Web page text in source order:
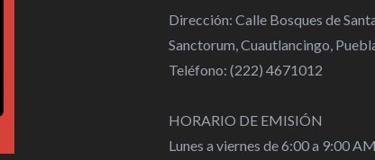
Omar Muñoz fortalece
Bachillerato Forjadores
Dirección: Calle Bosques de
Sanctorum, Cuautlancingo,
Teléfono: (222) 4671012
HORARIO DE EMISIÓN
Lunes a viernes de 6:00 a 9:00